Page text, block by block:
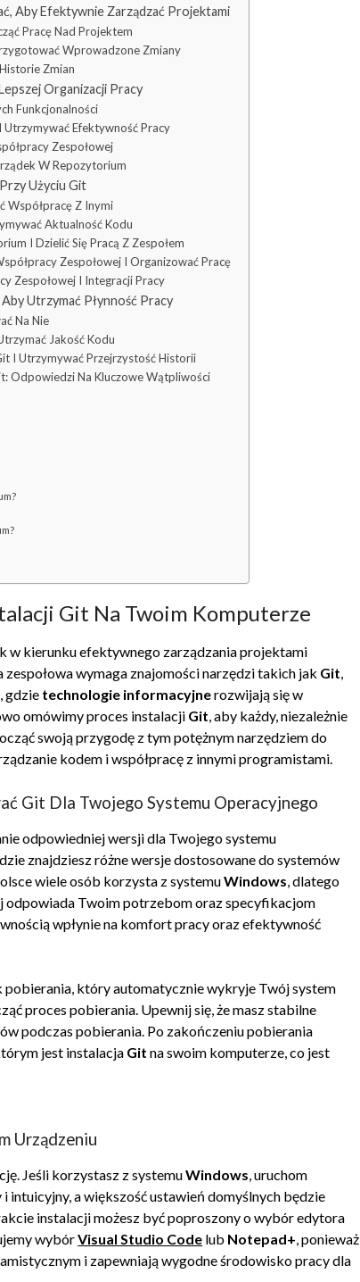
Aby Efektywnie Zarządzać Projektami
Pracę Nad Projektem
Wprowadzone Zmiany
Zmian
Organizacji Pracy
Funkcjonalności
Utrzymywać Efektywność Pracy
Zespołowej
W Repozytorium
Użyciu Git
Współpracę Z Inymi
Aktualność Kodu
I Dzielić Się Pracą Z Zespołem
Zespołowej I Organizować Pracę
Zespołowej I Integracji Pracy
Utrzymać Płynność Pracy
Na Nie
Jakość Kodu
I Utrzymywać Przejrzystość Historii
Odpowiedzi Na Kluczowe Wątpliwości
Git Na Twoim Komputerze
w kierunku efektywnego zarządzania projektami
wymaga znajomości narzędzi takich jak Git,
gdzie technologie informacyjnerozwijają się w
omówimy proces instalacji Git, aby każdy, niezależnie
swoją przygodę z tym potężnym narzędziem do
kodem i współpracę z innymi programistami.
Git Dla Twojego Systemu Operacyjnego
odpowiedniej wersji dla Twojego systemu
znajdziesz różne wersje dostosowane do systemów
wiele osób korzysta z systemuWindows, dlatego
odpowiada Twoim potrzebom oraz specyfikacjom
wpłynie na komfort pracy oraz efektywność
pobierania, który automatycznie wykryje Twój system
proces pobierania. Upewnij się, że masz stabilne
podczas pobierania. Po zakończeniu pobierania
jest instalacja Git na swoim komputerze, co jest
Urządzeniu
Jeśli korzystasz z systemuWindows, uruchom
intuicyjny, a większość ustawień domyślnych będzie
instalacji możesz być poproszony o wybór edytora
wybórVisual Studio Code lub Notepad+, ponieważ
i zapewniają wygodne środowisko pracy dla